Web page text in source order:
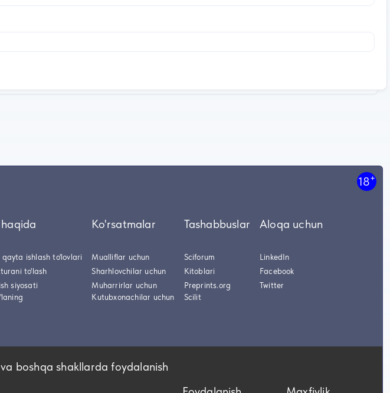
18+
ishlash to'lovlari
to'lash
siyosati
Ko'rsatmalar
Mualliflar uchun
Sharhlovchilar uchun
Muharrirlar uchun
Kutubxonachilar uchun
Tashabbuslar
Sciforum
Kitoblari
Preprints.org
Scilit
Aloqa uchun
LinkedIn
Facebook
Twitter
boshqa shakllarda foydalanish